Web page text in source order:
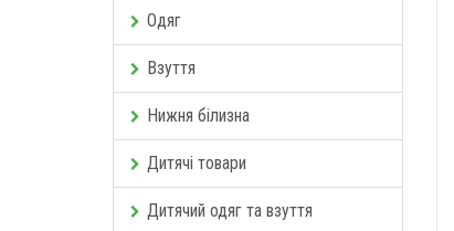
Одяг
Взуття
Нижня білизна
Дитячі товари
Дитячий одяг та взуття